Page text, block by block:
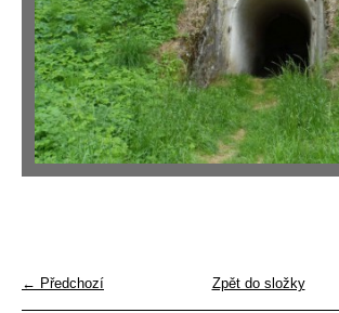
← Předchozí Zpět do složky